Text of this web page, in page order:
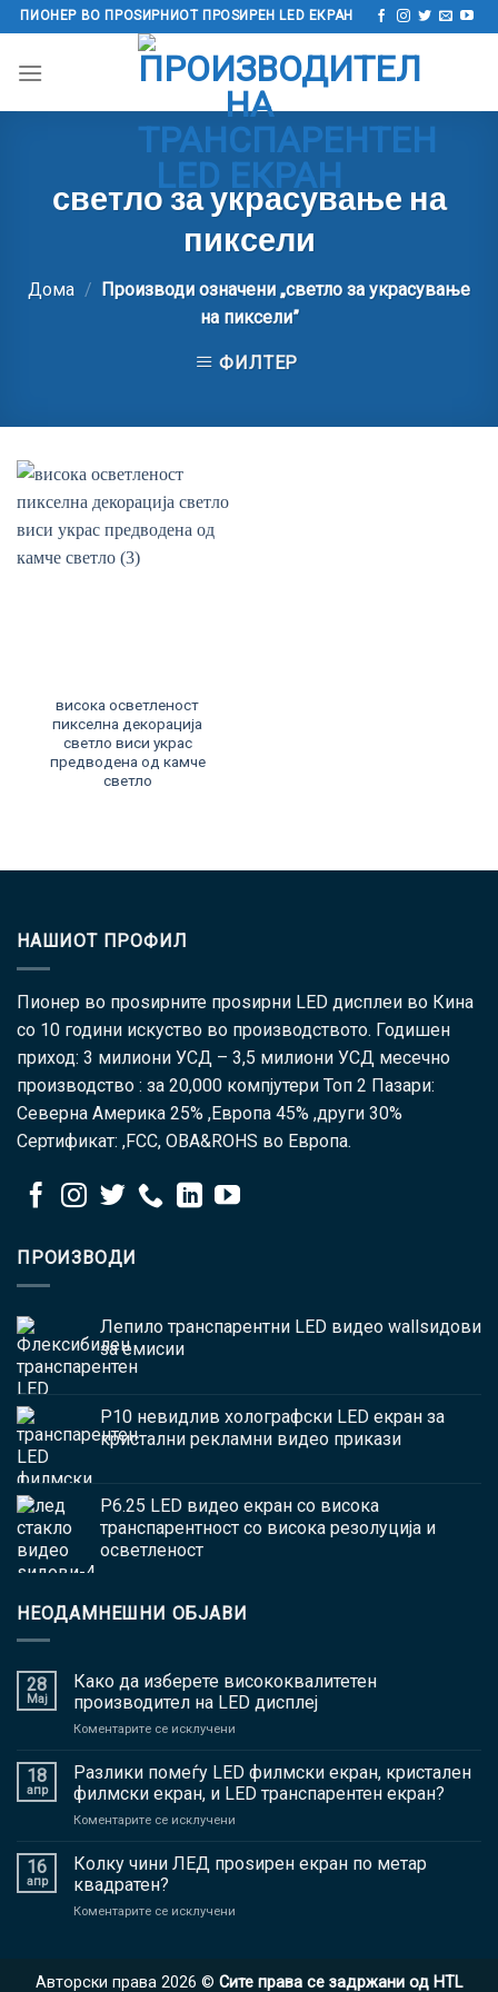
Прескокнете
до
содржината
ПИОНЕР ВО ПРОЅИРНИОТ ПРОЅИРЕН LED ЕКРАН
светло за украсување на
пиксели
Дома /
Производи означени „светло за украсување
на пиксели”
ФИЛТЕР
висока осветленост
пикселна декорација
светло виси украс
предводена од камче
светло
НАШИОТ ПРОФИЛ
Пионер во проѕирните проѕирни LED дисплеи во Кина
со 10 години искуство во производството. Годишен
приход: 3 милиони УСД – 3,5 милиони УСД месечно
производство : за 20,000 компјутери Топ 2 Пазари:
Северна Америка 25% ,Европа 45% ,други 30%
Сертификат: ,FCC, ОВА&ROHS во Европа.
ПРОИЗВОДИ
Лепило транспарентни LED видео wallsидови
за емисии
P10 невидлив холографски LED екран за
кристални рекламни видео прикази
P6.25 LED видео екран со висока
транспарентност со висока резолуција и
осветленост
НЕОДАМНЕШНИ ОБЈАВИ
28
Мај
Како да изберете висококвалитетен
производител на LED дисплеј
Коментарите се исклучени
да
изберете
висококвалитетен
LED
18
апр
Разлики помеѓу LED филмски екран, кристален
филмски екран, и LED транспарентен екран?
Коментарите се исклучени
помеѓу
16
апр
Колку чини ЛЕД проѕирен екран по метар
квадратен?
Коментарите се исклучени
проѕирен
Авторски права 2026 © Сите права се задржани од HTL